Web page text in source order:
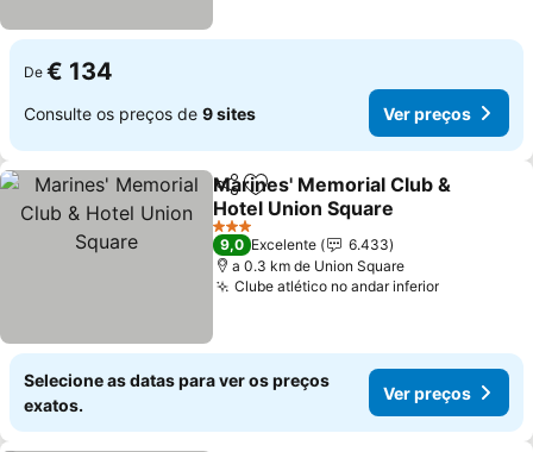
De € 134
Consulte os preços de 9 sites Ver preços
PartilharAdicionar aos favoritos
Marines' Memorial Club &
Hotel Union Square
Ver preços
3 Estrelas
9,0 Excelente
6.433
a 0.3 km de Union Square
Clube atlético no andar inferiorVer
Selecione as datas para ver os preços
exatos.
Ver preços